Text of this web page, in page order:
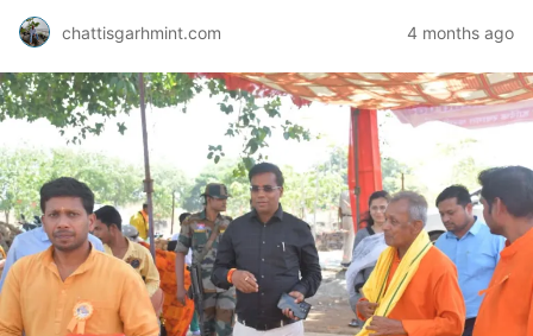
chattisgarhmint.com 4 months ago